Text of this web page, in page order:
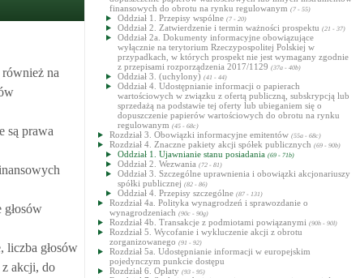
na
są prawa
liczba głosów
akcji, do
finansowych do obrotu na rynku regulowanym (7 - 55)
Oddział 1. Przepisy wspólne (7 - 20)
Oddział 2. Zatwierdzenie i termin ważności prospektu (21 - 37)
Oddział 2a. Dokumenty informacyjne obowiązujące
wyłącznie na terytorium Rzeczypospolitej Polskiej w
przypadkach, w których prospekt nie jest wymagany zgodnie
z przepisami rozporządzenia 2017/1129 (37a - 40b)
Oddział 3. (uchylony) (41 - 44)
Oddział 4. Udostępnianie informacji o papierach
wartościowych w związku z ofertą publiczną, subskrypcją lub
sprzedażą na podstawie tej oferty lub ubieganiem się o
dopuszczenie papierów wartościowych do obrotu na rynku
regulowanym (45 - 68c)
Rozdział 3. Obowiązki informacyjne emitentów (55a - 68c)
Rozdział 4. Znaczne pakiety akcji spółek publicznych (69 - 90b)
Oddział 1. Ujawnianie stanu posiadania (69 - 71b)
Oddział 2. Wezwania (72 - 81)
Oddział 3. Szczególne uprawnienia i obowiązki akcjonariuszy
spółki publicznej (82 - 86)
Oddział 4. Przepisy szczególne (87 - 131)
Rozdział 4a. Polityka wynagrodzeń i sprawozdanie o
wynagrodzeniach (90c - 90g)
Rozdział 4b. Transakcje z podmiotami powiązanymi (90h - 90l)
Rozdział 5. Wycofanie i wykluczenie akcji z obrotu
zorganizowanego (91 - 92)
Rozdział 5a. Udostępnianie informacji w europejskim
pojedynczym punkcie dostępu
Rozdział 6. Opłaty (93 - 95)